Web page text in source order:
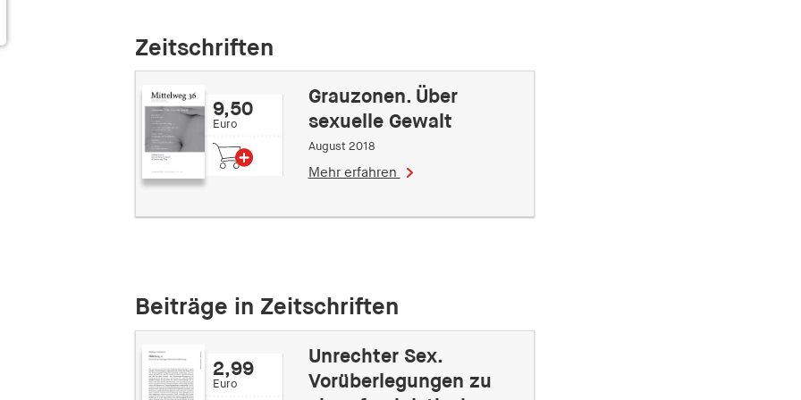
Zeitschriften
9,50
Euro
Grauzonen. Über
sexuelle Gewalt
August 2018
Mehr erfahren
Beiträge in Zeitschriften
2,99
Euro
Unrechter Sex.
Vorüberlegungen zu